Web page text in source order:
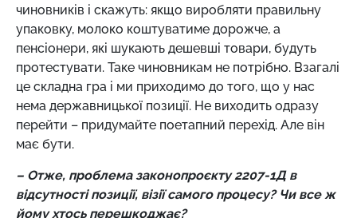
чиновників і скажуть: якщо виробляти правильну
упаковку, молоко коштуватиме дорожче, а
пенсіонери, які шукають дешевші товари, будуть
протестувати. Таке чиновникам не потрібно. Взагалі
це складна гра і ми приходимо до того, що у нас
нема державницької позиції. Не виходить одразу
перейти – придумайте поетапний перехід. Але він
має бути.
– Отже, проблема законопроєкту 2207-1Д в
відсутності позиції, візії самого процесу? Чи все ж
йому хтось перешкоджає?